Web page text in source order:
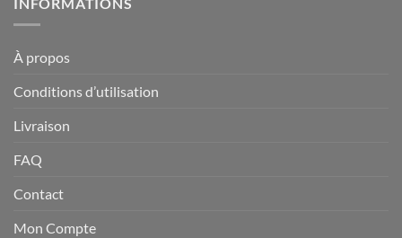
À propos
Conditions d’utilisation
Livraison
FAQ
Contact
Mon Compte